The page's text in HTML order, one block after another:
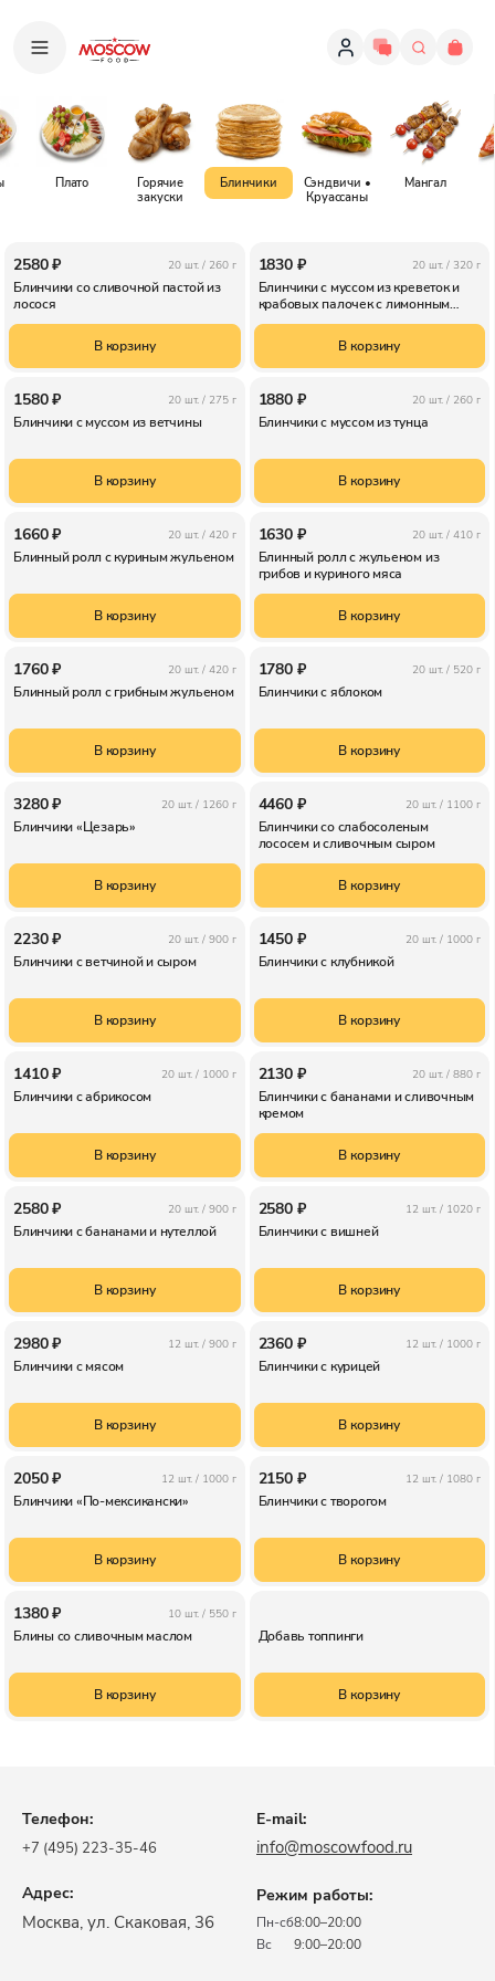
Плато
Горячие
закуски
Блинчики
Сэндвичи •
Круассаны
Мангал
2580 ₽ 20 шт. / 260 г
Блинчики со сливочной пастой из
лосося
В корзину
1830 ₽ 20 шт. / 320 г
Блинчики с муссом из креветок и
крабовых палочек с лимонным
желе
В корзину
1580 ₽ 20 шт. / 275 г
Блинчики с муссом из ветчины
В корзину
1880 ₽ 20 шт. / 260 г
Блинчики с муссом из тунца
В корзину
1660 ₽ 20 шт. / 420 г
Блинный ролл с куриным жульеном
В корзину
1630 ₽ 20 шт. / 410 г
Блинный ролл с жульеном из
грибов и куриного мяса
В корзину
1760 ₽ 20 шт. / 420 г
Блинный ролл с грибным жульеном
В корзину
1780 ₽ 20 шт. / 520 г
Блинчики с яблоком
В корзину
3280 ₽ 20 шт. / 1260 г
Блинчики «Цезарь»
В корзину
4460 ₽ 20 шт. / 1100 г
Блинчики со слабосоленым
лососем и сливочным сыром
В корзину
2230 ₽ 20 шт. / 900 г
Блинчики с ветчиной и сыром
В корзину
1450 ₽ 20 шт. / 1000 г
Блинчики с клубникой
В корзину
1410 ₽ 20 шт. / 1000 г
Блинчики с абрикосом
В корзину
2130 ₽ 20 шт. / 880 г
Блинчики с бананами и сливочным
кремом
В корзину
2580 ₽ 20 шт. / 900 г
Блинчики с бананами и нутеллой
В корзину
2580 ₽ 12 шт. / 1020 г
Блинчики с вишней
В корзину
2980 ₽ 12 шт. / 900 г
Блинчики с мясом
В корзину
2360 ₽ 12 шт. / 1000 г
Блинчики с курицей
В корзину
2050 ₽ 12 шт. / 1000 г
Блинчики «По-мексикански»
В корзину
2150 ₽ 12 шт. / 1080 г
Блинчики с творогом
В корзину
1380 ₽ 10 шт. / 550 г
Блины со сливочным маслом
В корзину
Добавь топпинги
В корзину
Телефон:
+7 (495) 223-35-46
E-mail:
info@moscowfood.ru
Адрес:
​Москва, ул. Скаковая, 36​
Режим работы:
Пн-сб
Вс
8:00–20:00
9:00–20:00